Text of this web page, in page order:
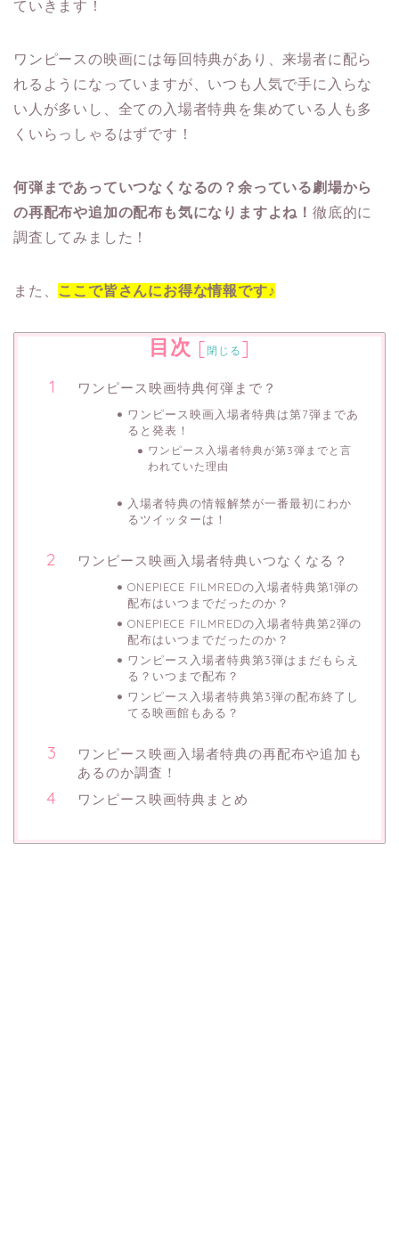
ていきます！
ワンピースの映画には毎回特典があり、来場者に配ら
れるようになっていますが、いつも人気で手に入らな
い人が多いし、全ての入場者特典を集めている人も多
くいらっしゃるはずです！
何弾まであっていつなくなるの？余っている劇場から
の再配布や追加の配布も気になりますよね！ 徹底的に
調査してみました！
また、 ここで皆さんにお得な情報です♪
目次 [閉じる ]
ワンピース映画特典何弾まで？
ワンピース映画入場者特典は第7弾まであ
ると発表！
ワンピース入場者特典が第3弾までと言
われていた理由
入場者特典の情報解禁が一番最初にわか
るツイッターは！
ワンピース映画入場者特典いつなくなる？
ONEPIECE FILMREDの入場者特典第1弾の
配布はいつまでだったのか？
ONEPIECE FILMREDの入場者特典第2弾の
配布はいつまでだったのか？
ワンピース入場者特典第3弾はまだもらえ
る？いつまで配布？
ワンピース入場者特典第3弾の配布終了し
てる映画館もある？
ワンピース映画入場者特典の再配布や追加も
あるのか調査！
ワンピース映画特典まとめ